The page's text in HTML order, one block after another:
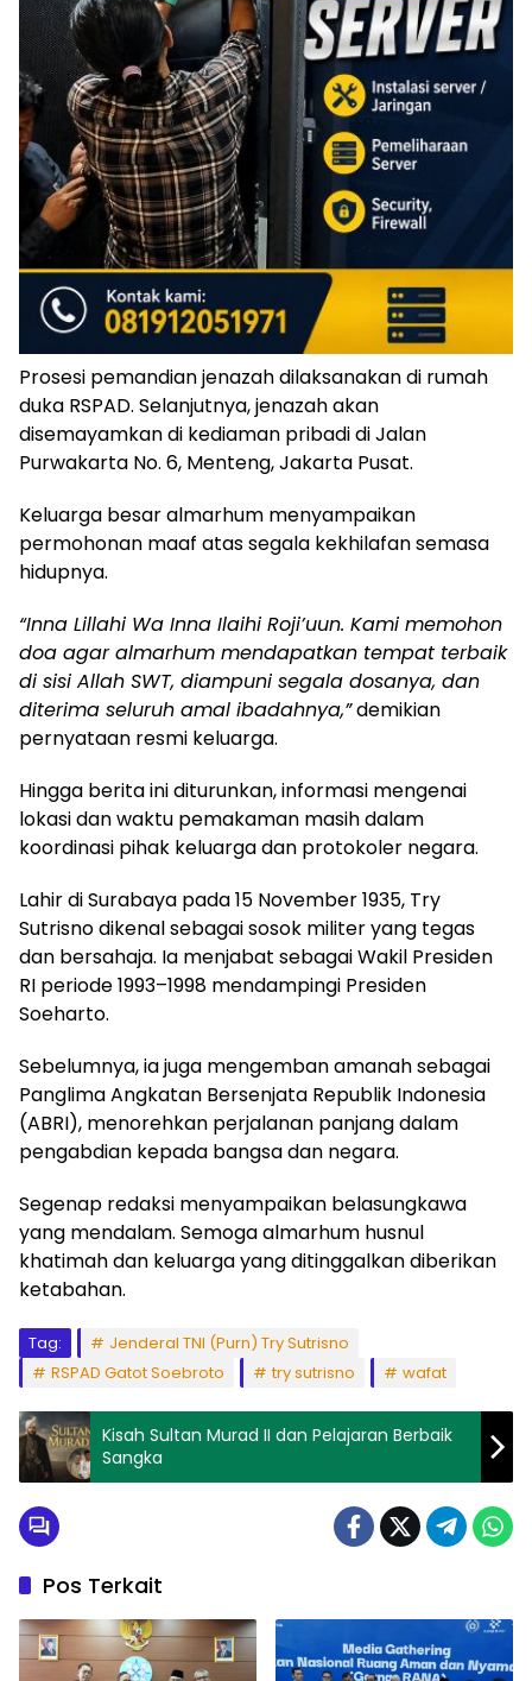
Prosesi pemandian jenazah dilaksanakan di rumah
duka RSPAD. Selanjutnya, jenazah akan
disemayamkan di kediaman pribadi di Jalan
Purwakarta No. 6, Menteng, Jakarta Pusat.
Keluarga besar almarhum menyampaikan
permohonan maaf atas segala kekhilafan semasa
hidupnya.
“Inna Lillahi Wa Inna Ilaihi Roji’uun. Kami memohon
doa agar almarhum mendapatkan tempat terbaik
di sisi Allah SWT, diampuni segala dosanya, dan
diterima seluruh amal ibadahnya,”demikian
pernyataan resmi keluarga.
Hingga berita ini diturunkan, informasi mengenai
lokasi dan waktu pemakaman masih dalam
koordinasi pihak keluarga dan protokoler negara.
Lahir di Surabaya pada 15 November 1935, Try
Sutrisno dikenal sebagai sosok militer yang tegas
dan bersahaja. Ia menjabat sebagai Wakil Presiden
RI periode 1993–1998 mendampingi Presiden
Soeharto.
Sebelumnya, ia juga mengemban amanah sebagai
Panglima Angkatan Bersenjata Republik Indonesia
(ABRI), menorehkan perjalanan panjang dalam
pengabdian kepada bangsa dan negara.
Segenap redaksi menyampaikan belasungkawa
yang mendalam. Semoga almarhum husnul
khatimah dan keluarga yang ditinggalkan diberikan
ketabahan.
Tag:
Jenderal TNI (Purn) Try Sutrisno
RSPAD Gatot Soebroto
try sutrisno wafat
Kisah Sultan Murad II dan Pelajaran Berbaik
Sangka
Pos Terkait